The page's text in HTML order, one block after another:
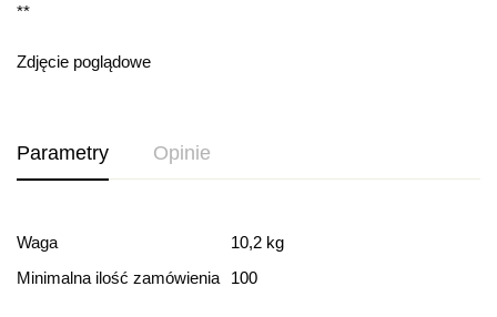
**
Zdjęcie poglądowe
Parametry Opinie
Waga
10,2 kg
Minimalna ilość zamówienia
100
Ocena i recenzja
Based on 0 Reviews